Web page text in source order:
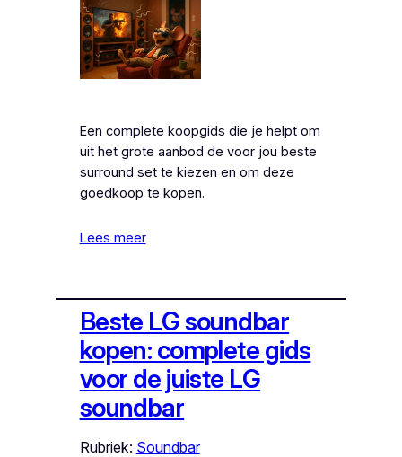
Een complete koopgids die je helpt om
uit het grote aanbod de voor jou beste
surround set te kiezen en om deze
goedkoop te kopen.
Lees meer
Beste LG soundbar
kopen: complete gids
voor de juiste LG
soundbar
Rubriek: Soundbar